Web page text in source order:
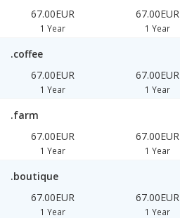
67.00EUR
1 Year
67.00EUR
1 Year
.coffee
67.00EUR
1 Year
67.00EUR
1 Year
.farm
67.00EUR
1 Year
67.00EUR
1 Year
.boutique
67.00EUR
1 Year
67.00EUR
1 Year